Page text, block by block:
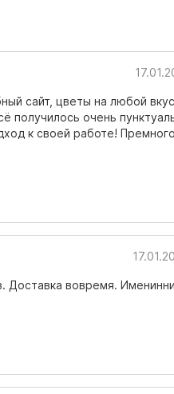
сайт, цветы на любой
получилось очень
к своей работе! Премного
Доставка вовремя.